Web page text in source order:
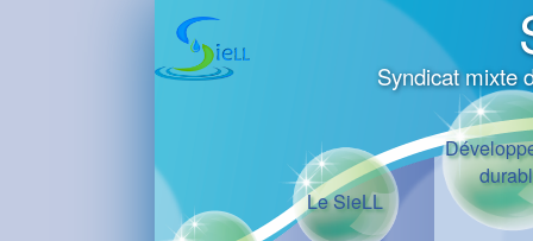
Syndicat mixte
Le SieLL